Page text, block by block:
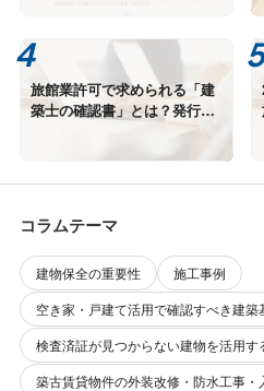
旅館業許可で求められる「建
築士の確認書」とは？発行で
きる建物・できない建物
コラムテーマ
建物保全の重要性
施工事例
空き家・戸建て活用で確認すべき建築
検査済証が見つからない建物を活用す
築古賃貸物件の外装改修・防水工事・